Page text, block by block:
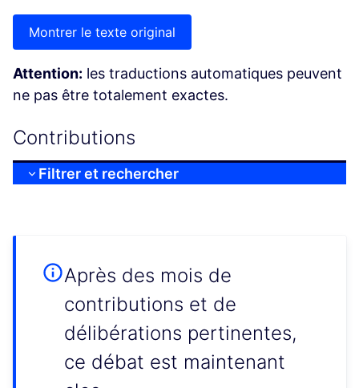
Montrer le texte original
Attention: les traductions automatiques peuvent
ne pas être totalement exactes.
Contributions
Filtrer et rechercher
Après des mois de
contributions et de
délibérations pertinentes,
ce débat est maintenant